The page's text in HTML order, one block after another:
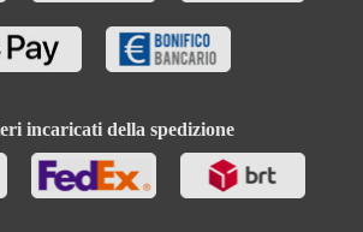
incaricati della spedizione